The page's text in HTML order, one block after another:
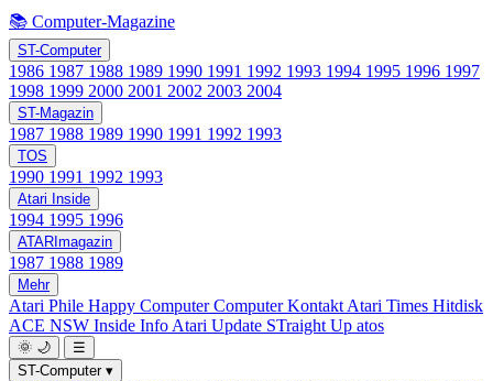
📚 Computer-Magazine
ST-Computer
1986 1987 1988 1989 1990 1991 1992 1993 1994 1995 1996 1997
1998 1999 2000 2001 2002 2003 2004
ST-Magazin
1987 1988 1989 1990 1991 1992 1993
TOS
1990 1991 1992 1993
Atari Inside
1994 1995 1996
ATARImagazin
1987 1988 1989
Mehr
Atari Phile Happy ComputerComputer Kontakt Atari Times Hitdisk
ACE NSW Inside Info Atari Update STraight Up atos
🌞 🌙
☰
ST-Computer ▾